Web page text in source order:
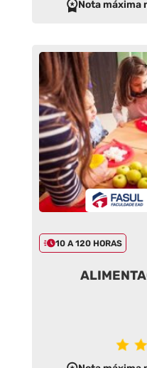
Nota máxima
10 A 120 HORAS